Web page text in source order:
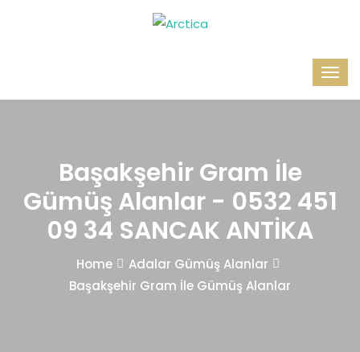
Başakşehir Gram İle
Gümüş Alanlar - 0532 451
09 34 SANCAK ANTİKA
Home
Adalar Gümüş Alanlar
Başakşehir Gram İle Gümüş Alanlar